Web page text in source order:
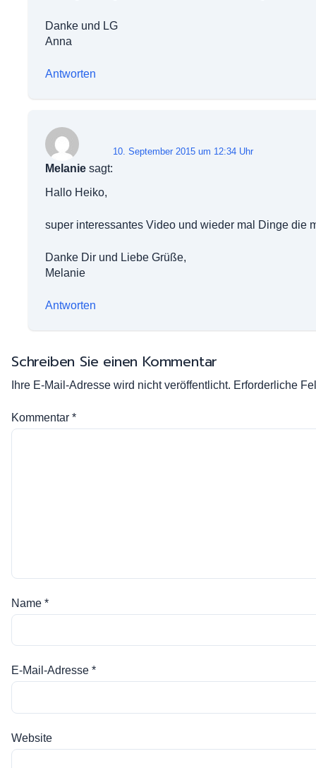
Danke und LG
Anna
Antworten
Melanie sagt:
10. September 2015 um 12:34 Uhr
Hallo Heiko,
super interessantes Video und wieder mal Dinge die
Danke Dir und Liebe Grüße,
Melanie
Antworten
Schreiben Sie einen Kommentar
Ihre E-Mail-Adresse wird nicht veröffentlicht. Erforderliche
Kommentar *
Name *
E-Mail-Adresse *
Website